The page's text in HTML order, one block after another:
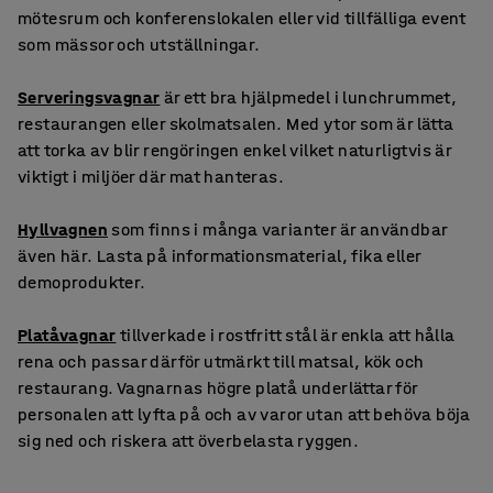
mötesrum och konferenslokalen eller vid tillfälliga event
som mässor och utställningar.
Serveringsvagnar är ett bra hjälpmedel i lunchrummet,
restaurangen eller skolmatsalen. Med ytor som är lätta
att torka av blir rengöringen enkel vilket naturligtvis är
viktigt i miljöer där mat hanteras.
Hyllvagnen som finns i många varianter är användbar
även här. Lasta på informationsmaterial, fika eller
demoprodukter.
Platåvagnar tillverkade i rostfritt stål är enkla att hålla
rena och passar därför utmärkt till matsal, kök och
restaurang. Vagnarnas högre platå underlättar för
personalen att lyfta på och av varor utan att behöva böja
sig ned och riskera att överbelasta ryggen.